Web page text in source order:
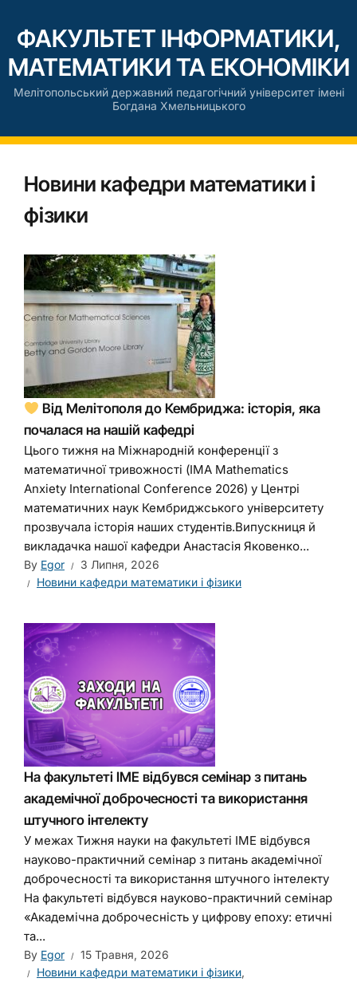
ФАКУЛЬТЕТ ІНФОРМАТИКИ,
МАТЕМАТИКИ ТА ЕКОНОМІКИ
Мелітопольський державний педагогічний університет імені
Богдана Хмельницького
Новини кафедри математики і
фізики
Від Мелітополя до Кембриджа: історія, яка
почалася на нашій кафедрі
Цього тижня на Міжнародній конференції з
математичної тривожності (IMA Mathematics
Anxiety International Conference 2026) у Центрі
математичних наук Кембриджського університету
прозвучала історія наших студентів.Випускниця й
викладачка нашої кафедри Анастасія Яковенко...
By Egor
3 Липня, 2026
Новини кафедри математики і фізики
На факультеті ІМЕ відбувся семінар з питань
академічної доброчесності та використання
штучного інтелекту
У межах Тижня науки на факультеті ІМЕ відбувся
науково-практичний семінар з питань академічної
доброчесності та використання штучного інтелекту
На факультеті відбувся науково-практичний семінар
«Академічна доброчесність у цифрову епоху: етичні
та...
By Egor
15 Травня, 2026
Новини кафедри математики і фізики,